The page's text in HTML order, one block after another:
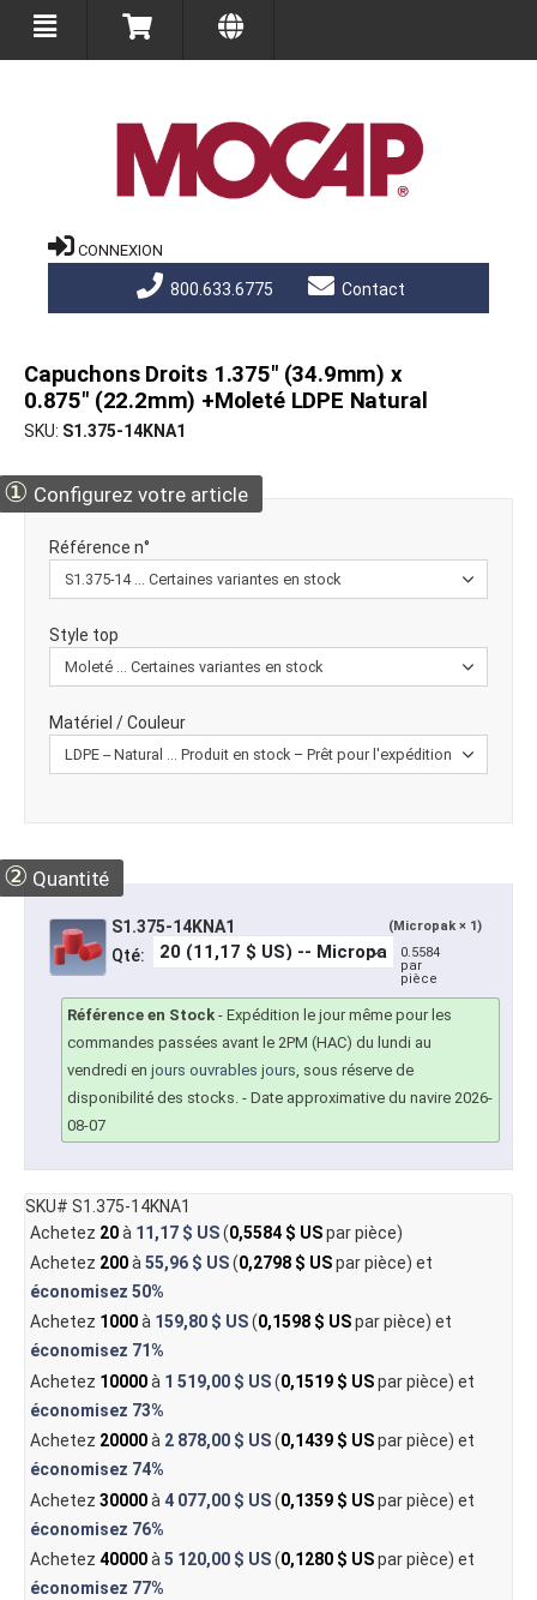
CONNEXION
800.633.6775 Contact
Capuchons Droits 1.375" (34.9mm) x
0.875" (22.2mm) +Moleté LDPE Natural
SKU S1.375-14KNA1
① Configurez votre article
Référence n°
Style top
Matériel / Couleur
② Quantité
S1.375-14KNA1 (Micropak × 1)
Qté:
0.5584
par
pièce
Référence en Stock - Expédition le jour même pour les
commandes passées avant le 2PM (HAC) du lundi au
vendredi en jours ouvrables jours, sous réserve de
disponibilité des stocks. - Date approximative du navire 2026-
08-07
SKU# S1.375-14KNA1
Achetez 20à 11,17 $ US(0,5584 $ USpar pièce)
Achetez 200à 55,96 $ US(0,2798 $ USpar pièce) et
économisez 50%
Achetez 1000à 159,80 $ US(0,1598 $ USpar pièce) et
économisez 71%
Achetez 10000à 1 519,00 $ US(0,1519 $ USpar pièce) et
économisez 73%
Achetez 20000à 2 878,00 $ US(0,1439 $ USpar pièce) et
économisez 74%
Achetez 30000à 4 077,00 $ US(0,1359 $ USpar pièce) et
économisez 76%
Achetez 40000à 5 120,00 $ US(0,1280 $ USpar pièce) et
économisez 77%